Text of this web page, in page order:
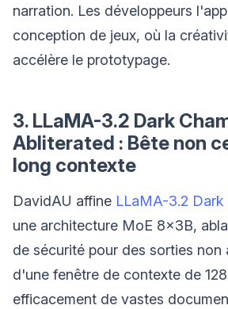
narration. Les développeurs
conception de jeux, où la
accélère le prototypage.
3. LLaMA-3.2 Dark
Abliterated : Bête non
long contexte
DavidAU affine LLaMA-3.2 Dark
une architecture MoE 8x3B,
de sécurité pour des sorties non
d'une fenêtre de contexte de
efficacement de vastes